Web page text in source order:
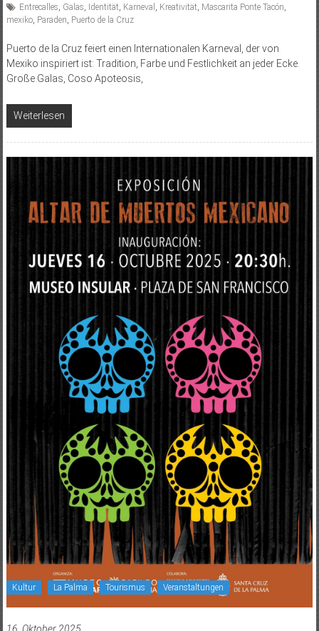
Entrecalles, Galas, Identität, Karneval , Kreativität, Mascarita Ponte Tacón,
mexiko, Paraden, Puerto de la Cruz
Puerto de la Cruz feiert einen Internationalen Karneval, der von
Mexiko inspiriert ist: Tradition, Farbe und Festlichkeit an jeder Ecke.
Große Galas, Coso Apoteosis,
Weiterlesen
Kultur La Palma Tourismus Veranstaltungen